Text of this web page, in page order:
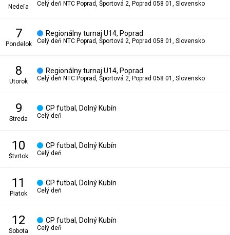
nedeľa Celý deň NTC Poprad, Športová 2, Poprad 058 01, Slovensko
7
pondelok
Regionálny turnaj U14, Poprad
Celý deň NTC Poprad, Športová 2, Poprad 058 01, Slovensko
8
utorok
Regionálny turnaj U14, Poprad
Celý deň NTC Poprad, Športová 2, Poprad 058 01, Slovensko
9
streda
CP futbal, Dolný Kubín
Celý deň
10
štvrtok
CP futbal, Dolný Kubín
Celý deň
11
piatok
CP futbal, Dolný Kubín
Celý deň
12
sobota
CP futbal, Dolný Kubín
Celý deň